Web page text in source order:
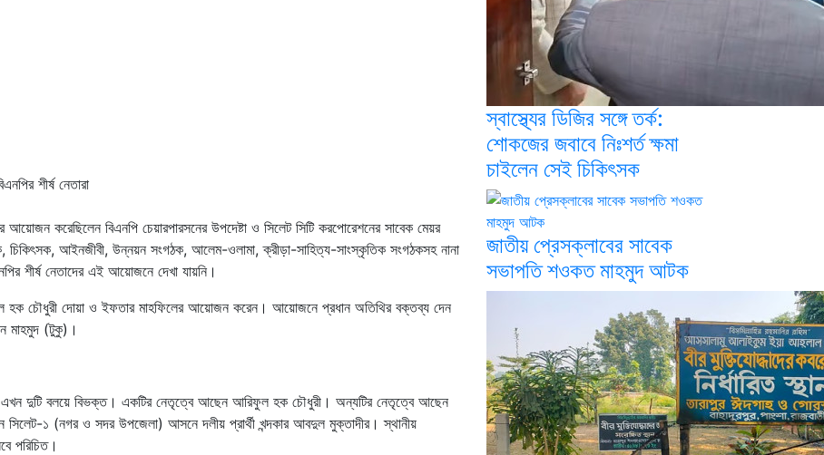
করেছিলেন বিএনপি চেয়ারপারসনের উপদেষ্টা ও সিলেট সিটি করপোরেশনের সাবেক মেয়র
চিকিৎসক, আইনজীবী, উন্নয়ন সংগঠক, আলেম-ওলামা, ক্রীড়া-সাহিত্য-সাংস্কৃতিক সংগঠকসহ নানা
শীর্ষ নেতাদের এই আয়োজনে দেখা যায়নি।
হক চৌধুরী দোয়া ও ইফতার মাহফিলের আয়োজন করেন। আয়োজনে প্রধান অতিথির বক্তব্য দেন
মাহমুদ (টুকু)।
এখন দুটি বলয়ে বিভক্ত। একটির নেতৃত্বে আছেন আরিফুল হক চৌধুরী। অন্যটির নেতৃত্বে আছেন
সিলেট-১ (নগর ও সদর উপজেলা) আসনে দলীয় প্রার্থী খন্দকার আবদুল মুক্তাদীর। স্থানীয়
পরিচিত।
স্বাস্থ্যের ডিজির সঙ্গে তর্ক:
শোকজের জবাবে নিঃশর্ত ক্ষমা
চাইলেন সেই চিকিৎসক
জাতীয় প্রেসক্লাবের সাবেক
সভাপতি শওকত মাহমুদ আটক